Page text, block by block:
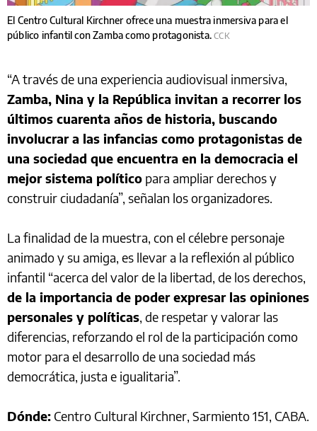
El Centro Cultural Kirchner ofrece una muestra inmersiva para el
público infantil con Zamba como protagonista.CCK
“A través de una experiencia audiovisual inmersiva,
Zamba, Nina y la República invitan a recorrer los
últimos cuarenta años de historia, buscando
involucrar a las infancias como protagonistas de
una sociedad que encuentra en la democracia el
mejor sistema político para ampliar derechos y
construir ciudadanía”, señalan los organizadores.
La finalidad de la muestra, con el célebre personaje
animado y su amiga, es llevar a la reflexión al público
infantil “acerca del valor de la libertad, de los derechos,
de la importancia de poder expresar las opiniones
personales y políticas, de respetar y valorar las
diferencias, reforzando el rol de la participación como
motor para el desarrollo de una sociedad más
democrática, justa e igualitaria”.
Dónde: Centro Cultural Kirchner, Sarmiento 151, CABA.